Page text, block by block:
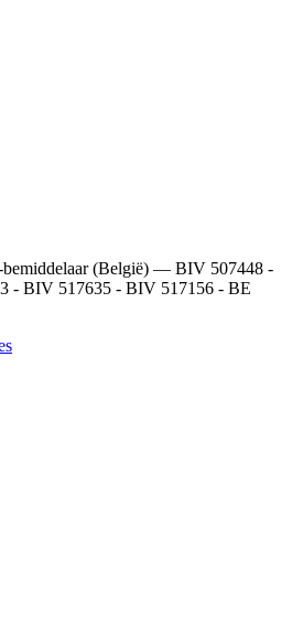
bemiddelaar (België) — BIV 507448 -
- BIV 517635 - BIV 517156 - BE